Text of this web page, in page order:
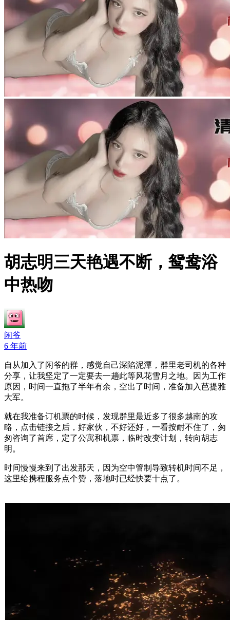
胡志明三天艳遇不断，鸳鸯浴
中热吻
闲爷
6 年前
自从加入了闲爷的群，感觉自己深陷泥潭，群里老司机的各种
分享，让我坚定了一定要去一趟此等风花雪月之地。因为工作
原因，时间一直拖了半年有余，空出了时间，准备加入芭提雅
大军。
就在我准备订机票的时候，发现群里最近多了很多越南的攻
略，点击链接之后，好家伙，不好还好，一看按耐不住了，匆
匆咨询了首席，定了公寓和机票，临时改变计划，转向胡志
明。
时间慢慢来到了出发那天，因为空中管制导致转机时间不足，
这里给携程服务点个赞，落地时已经快要十点了。